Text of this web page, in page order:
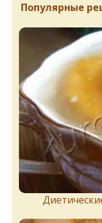
Популярные